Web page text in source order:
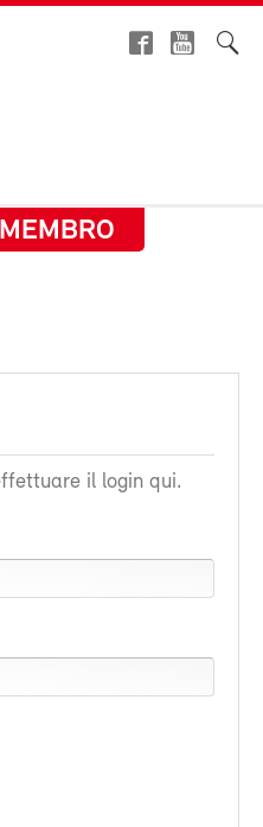
il login qui.